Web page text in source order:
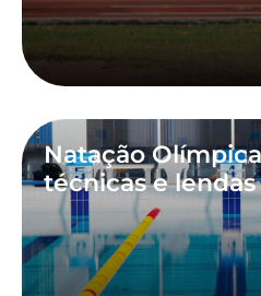
Natação
técnicas e